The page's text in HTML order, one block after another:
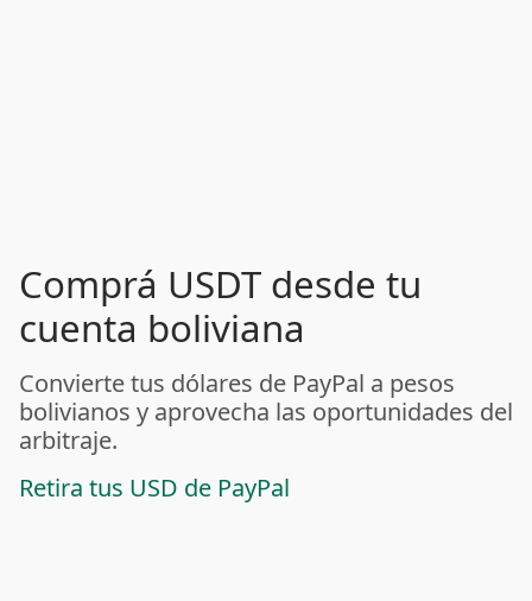
Comprá USDT desde tu
cuenta boliviana
Convierte tus dólares de PayPal a pesos
bolivianos y aprovecha las oportunidades del
arbitraje.
Retira tus USD de PayPal